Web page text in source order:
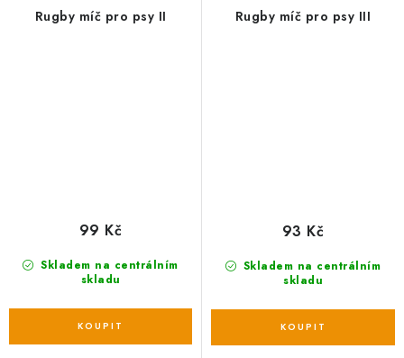
Rugby míč pro psy II
Skladem na centrálním
skladu
99 Kč
Rugby míč pro psy III
Skladem na centrálním
skladu
93 Kč